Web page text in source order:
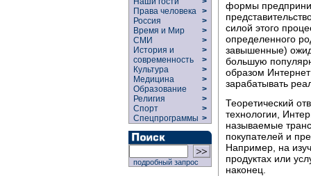
Права человека >
Россия
>
Время и Мир
>
СМИ
>
История и
современность
>
>
Культура
>
Медицина
>
Образование
>
Религия
>
Спорт
>
Спецпрограммы >
подробный запрос
формы
силой этого
определенного
завышенные)
большую
образом
зарабатывать
Теоретический
технологии,
называемые
покупателей и
Например, на
продуктах или
наконец.